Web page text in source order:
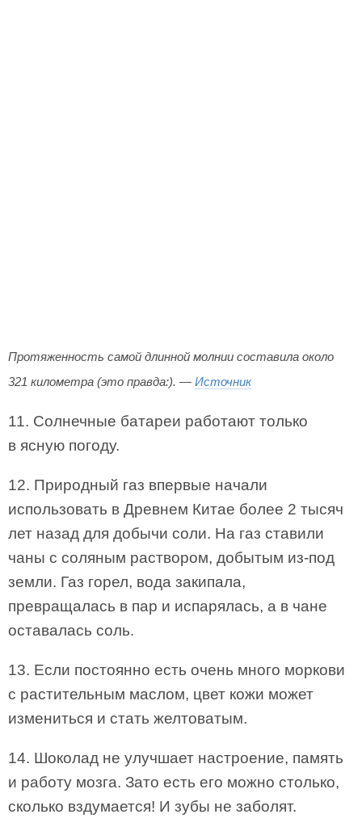
Протяженность самой длинной молнии составила около
321 километра (это правда:). — Источник
11. Солнечные батареи работают только
в ясную погоду.
12. Природный газ впервые начали
использовать в Древнем Китае более 2 тысяч
лет назад для добычи соли. На газ ставили
чаны с соляным раствором, добытым из-под
земли. Газ горел, вода закипала,
превращалась в пар и испарялась, а в чане
оставалась соль.
13. Если постоянно есть очень много моркови
с растительным маслом, цвет кожи может
измениться и стать желтоватым.
14. Шоколад не улучшает настроение, память
и работу мозга. Зато есть его можно столько,
сколько вздумается! И зубы не заболят.